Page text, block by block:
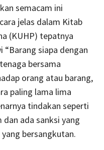
semacam ini
jelas dalam Kitab
(KUHP) tepatnya
“Barang siapa dengan
bersama
orang atau barang,
paling lama lima
tindakan seperti
ada sanksi yang
bersangkutan.